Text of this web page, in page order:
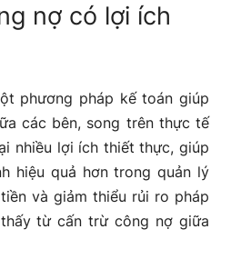
nợ có lợi ích
phương pháp kế toán giúp
các bên, song trên thực tế
nhiều lợi ích thiết thực, giúp
hiệu quả hơn trong quản lý
và giảm thiểu rủi ro pháp
từ cấn trừ công nợ giữa